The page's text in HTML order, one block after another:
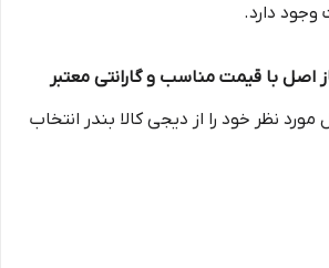
دارد.
اصل با قیمت مناسب و گارانتی معتبر
نظر خود را از دیجی کالا بندر انتخاب